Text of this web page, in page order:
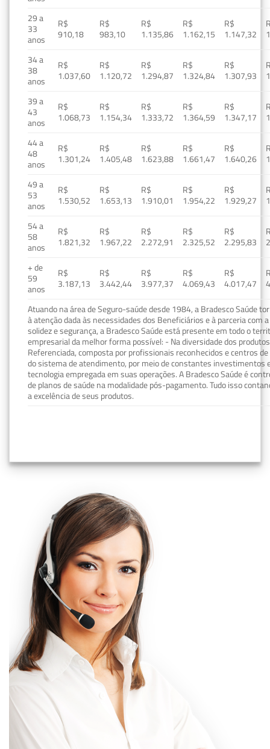
29 a
33
anos
R$
910,18
R$
983,10
R$
1.135,86
R$
1.162,15
R$
1.147,32
34 a
38
anos
R$
1.037,60
R$
1.120,72
R$
1.294,87
R$
1.324,84
R$
1.307,93
39 a
43
anos
R$
1.068,73
R$
1.154,34
R$
1.333,72
R$
1.364,59
R$
1.347,17
44 a
48
anos
R$
1.301,24
R$
1.405,48
R$
1.623,88
R$
1.661,47
R$
1.640,26
49 a
53
anos
R$
1.530,52
R$
1.653,13
R$
1.910,01
R$
1.954,22
R$
1.929,27
54 a
58
anos
R$
1.821,32
R$
1.967,22
R$
2.272,91
R$
2.325,52
R$
2.295,83
+ de
59
anos
R$
3.187,13
R$
3.442,44
R$
3.977,37
R$
4.069,43
R$
4.017,47
Atuando na área de Seguro-saúde desde 1984, a Bradesco Saúde
à atenção dada às necessidades dos Beneficiários e à parceria com
solidez e segurança, a Bradesco Saúde está presente em todo o
empresarial da melhor forma possível: - Na diversidade dos
Referenciada, composta por profissionais reconhecidos e centros
do sistema de atendimento, por meio de constantes investimentos
tecnologia empregada em suas operações. A Bradesco Saúde é
de planos de saúde na modalidade pós-pagamento. Tudo isso
a excelência de seus produtos.